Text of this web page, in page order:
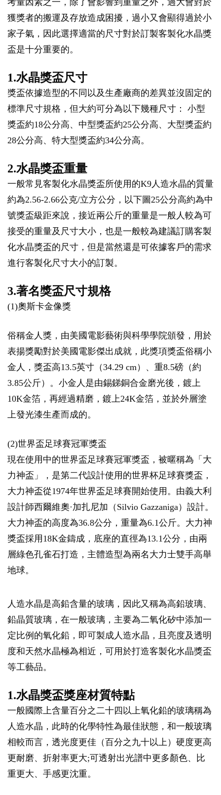
考量因素之一，除了會影響到重量之外，過大會對於
獲獎者的搬運及存放造成困擾，過小又會顯得過於小
家子氣，因此選擇適當的尺寸對於訂製客製化水晶獎
盃是十分重要的。
1.水晶獎盃尺寸
獎盃依據造型的不同以及生產廠商的差異並沒固定的
標準尺寸規格，但大約可分為以下幾種尺寸： 小型
獎盃約18公分高、中型獎盃約25公分高、大型獎盃約
28公分高、特大型獎盃約34公分高。
2.水晶獎盃重量
一般常見客製化水晶獎盃所使用的K9人造水晶的質量
約為2.56-2.66公克/立方公分，以下圖25公分高約為中
號獎盃級距來說，接近兩公斤的重量是一般人較為可
接受的重量及尺寸大小，也是一般較為建議訂購客製
化水晶獎盃的尺寸，但是當然還是可依據客戶的需求
進行客製化尺寸大小的訂製。
3.著名獎盃尺寸規格
(1)奧斯卡金像獎
俗稱金人獎，由美國電影藝術與科學學院頒發，用於
表揚獎勵對於美國電影傑出成就，此獎項獎盃俗稱小
金人，獎盃高13.5英寸（34.29 cm）、重8.5磅（約
3.85公斤）。小金人是由錫銻銅合金磨光後，鍍上
10K金箔，再經過精磨，鍍上24K金箔，並於外層塗
上發光漆生產而成的。
(2)世界盃足球賽冠軍獎盃
現在使用中的世界盃足球賽冠軍獎盃，被暱稱為「大
力神盃」，是第二代設計使用的世界杯足球賽獎盃，
大力神盃從1974年世界盃足球賽開始使用。由義大利
設計師西爾維奧·加扎尼加（Silvio Gazzaniga）設計。
大力神盃的高度為36.8公分，重量為6.1公斤。大力神
獎盃採用18K金鑄成，底座的直徑為13.1公分，由兩
層綠色孔雀石打造，主體造型為兩名大力士雙手高舉
地球。
人造水晶是高鉛含量的玻璃，因此又稱為高鉛玻璃、
鉛晶質玻璃，在一般玻璃，主要為二氧化矽中添加一
定比例的氧化鉛，即可製成人造水晶，且亮度及透明
度和天然水晶極為相近，可用於打造客製化水晶獎盃
等工藝品。
1.水晶獎盃獎座材質特點
一般國際上含量百分之二十四以上氧化鉛的玻璃稱為
人造水晶，此時的化學特性為最佳狀態，和一般玻璃
相較而言，透光度更佳（百分之九十以上）硬度更高
更耐磨、折射率更大;可透射出光譜中更多顏色、比
重更大、手感更沈重。